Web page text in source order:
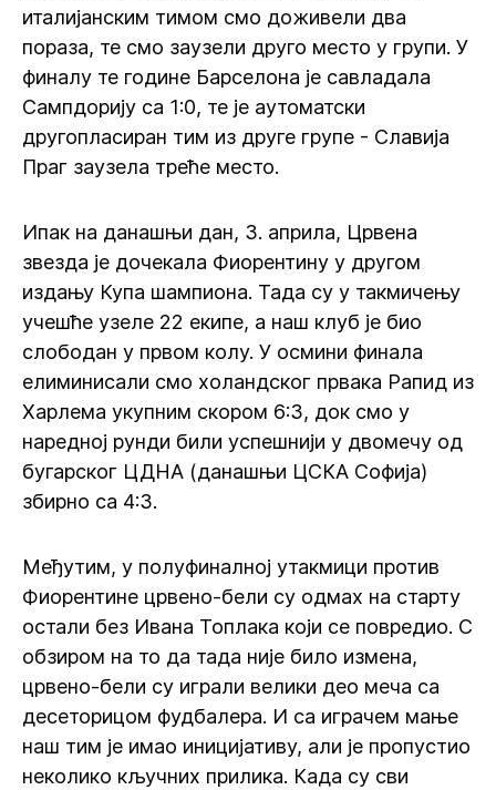
италијанским тимом смо доживели два
пораза, те смо заузели друго место у групи. У
финалу те године Барселона је савладала
Сампдорију са 1:0, те је аутоматски
другопласиран тим из друге групе - Славија
Праг заузела треће место.
Ипак на данашњи дан, 3. априла, Црвена
звезда је дочекала Фиорентину у другом
издању Купа шампиона. Тада су у такмичењу
учешће узеле 22 екипе, а наш клуб је био
слободан у првом колу. У осмини финала
елиминисали смо холандског првака Рапид из
Харлема укупним скором 6:3, док смо у
наредној рунди били успешнији у двомечу од
бугарског ЦДНА (данашњи ЦСКА Софија)
збирно са 4:3.
Међутим, у полуфиналној утакмици против
Фиорентине црвено-бели су одмах на старту
остали без Ивана Топлака који се повредио. С
обзиром на то да тада није било измена,
црвено-бели су играли велики део меча са
десеторицом фудбалера. И са играчем мање
наш тим је имао иницијативу, али је пропустио
неколико кључних прилика. Када су сви